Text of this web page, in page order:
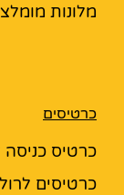
מלונות
כרטיסים
כרטיס